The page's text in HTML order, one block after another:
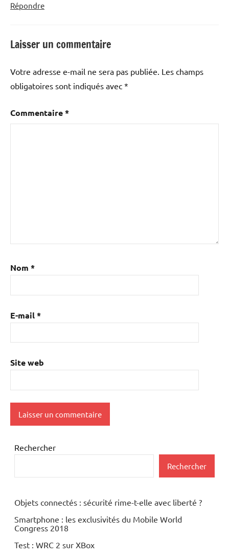
Répondre
Laisser un commentaire
Votre adresse e-mail ne sera pas publiée. Les champs
obligatoires sont indiqués avec *
Commentaire*
Nom *
E-mail*
Site web
Rechercher
Rechercher
Objets connectés : sécurité rime-t-elle avec liberté ?
Smartphone : les exclusivités du Mobile World
Congress 2018
Test : WRC 2 sur XBox